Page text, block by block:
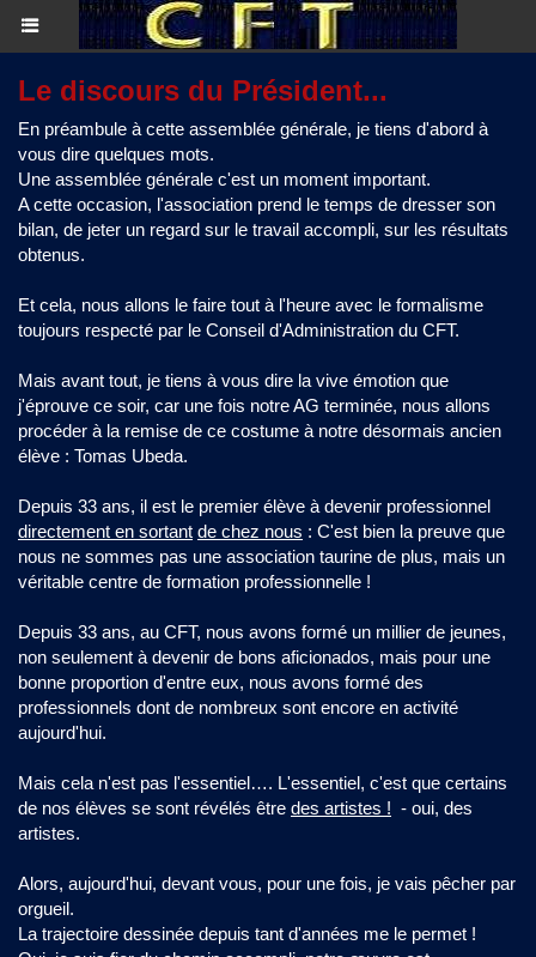
Le discours du Président...
En préambule à cette assemblée générale, je tiens d'abord à
vous dire quelques mots.
Une assemblée générale c'est un moment important.
A cette occasion, l'association prend le temps de dresser son
bilan, de jeter un regard sur le travail accompli, sur les résultats
obtenus.
Et cela, nous allons le faire tout à l'heure avec le formalisme
toujours respecté par le Conseil d'Administration du CFT.
Mais avant tout, je tiens à vous dire la vive émotion que
j'éprouve ce soir, car une fois notre AG terminée, nous allons
procéder à la remise de ce costume à notre désormais ancien
élève : Tomas Ubeda.
Depuis 33 ans, il est le premier élève à devenir professionnel
directement en sortant de chez nous : C'est bien la preuve que
nous ne sommes pas une association taurine de plus, mais un
véritable centre de formation professionnelle !
Depuis 33 ans, au CFT, nous avons formé un millier de jeunes,
non seulement à devenir de bons aficionados, mais pour une
bonne proportion d'entre eux, nous avons formé des
professionnels dont de nombreux sont encore en activité
aujourd'hui.
Mais cela n'est pas l'essentiel…. L'essentiel, c'est que certains
de nos élèves se sont révélés être des artistes ! - oui, des
artistes.
Alors, aujourd'hui, devant vous, pour une fois, je vais pêcher par
orgueil.
La trajectoire dessinée depuis tant d'années me le permet !